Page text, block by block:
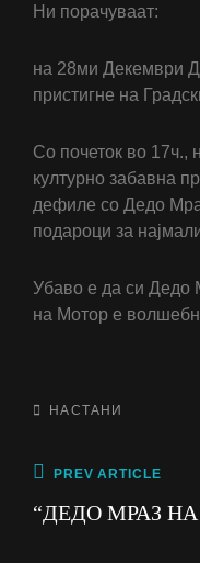
Ни порачуваат:
на 28ми Декември
пристигне на
Со почеток во 17ч.,
културно забавна
дефиле со Дедо
подароци за
Убаво е да си
на Мотор е
CATEGORIES
НАСТАНИ
Post
navigation
Previous
PREV ARTICLE
“ДЕДО МРАЗ